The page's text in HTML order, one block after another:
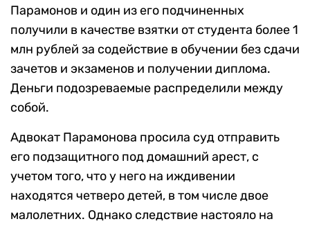
Парамонов и один из его подчиненных
получили в качестве взятки от студента более 1
млн рублей за содействие в обучении без сдачи
зачетов и экзаменов и получении диплома.
Деньги подозреваемые распределили между
собой.
Адвокат Парамонова просила суд отправить
его подзащитного под домашний арест, с
учетом того, что у него на иждивении
находятся четверо детей, в том числе двое
малолетних. Однако следствие настояло на